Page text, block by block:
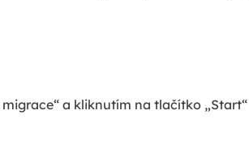
a kliknutím na tlačítko „Start“